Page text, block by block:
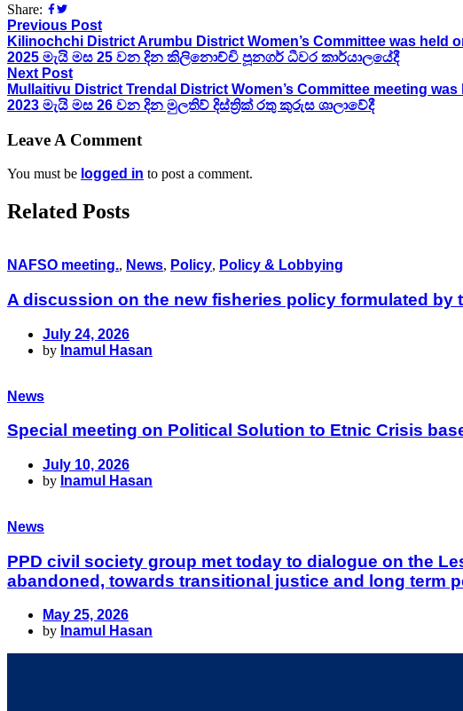
Share:
Previous Post
Kilinochchi District Arumbu District Women’s Committee was
2025 මැයි මස 25 වන දින කිලිනොච්චි පූනගර් ධීවර කාර්යාලයේදී
Next Post
Mullaitivu District Trendal District Women’s Committee meeting
2023 මැයි මස 26 වන දින මුලතිව් දිස්ත්‍රික් රතු කුරුස ශාලාවේදී
Leave A Comment
You must be logged in to post a comment.
Related Posts
NAFSO meeting., News, Policy, Policy & Lobbying
A discussion on the new fisheries policy formulated by
July 24, 2026
by Inamul Hasan
News
Special meeting on Political Solution to Etnic Crisis
July 10, 2026
by Inamul Hasan
News
PPD civil society group met today to dialogue on the
abandoned, towards transitional justice and long term
May 25, 2026
by Inamul Hasan